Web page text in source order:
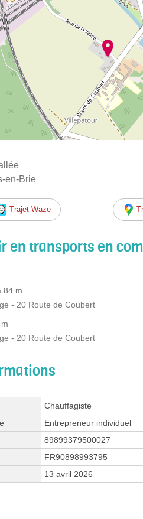
en-Brie
Trajet Waze
en transports en
84 m
- 20 Route de Coubert
- 20 Route de Coubert
Chauffagiste
Entrepreneur individuel
89899379500027
FR90898993795
13 avril 2026